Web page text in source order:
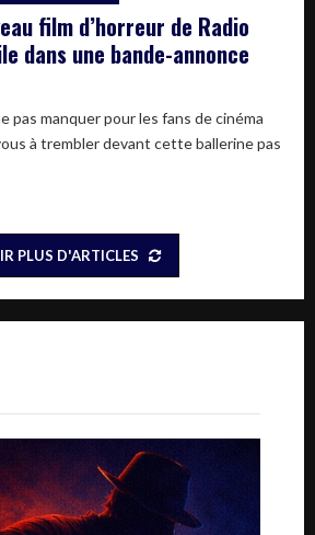
film d’horreur de Radio
dans une bande-annonce
pas manquer pour les fans de cinéma
à trembler devant cette ballerine pas
PLUS D'ARTICLES